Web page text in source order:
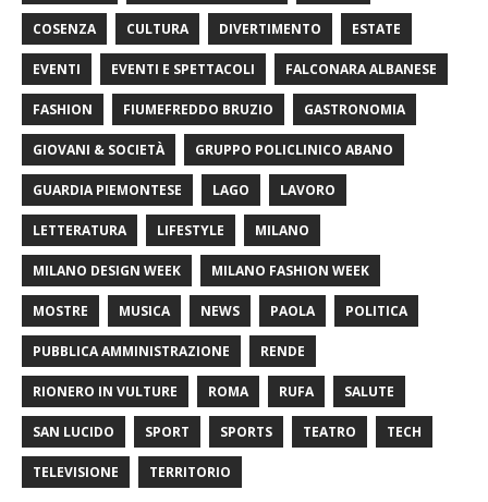
COSENZA CULTURA DIVERTIMENTO ESTATE
EVENTI EVENTI E SPETTACOLI FALCONARA ALBANESE
FASHION FIUMEFREDDO BRUZIO GASTRONOMIA
GIOVANI & SOCIETÀ GRUPPO POLICLINICO ABANO
GUARDIA PIEMONTESE LAGO LAVORO
LETTERATURA LIFESTYLE MILANO
MILANO DESIGN WEEK MILANO FASHION WEEK
MOSTRE MUSICA NEWS PAOLA POLITICA
PUBBLICA AMMINISTRAZIONE RENDE
RIONERO IN VULTURE ROMA RUFA SALUTE
SAN LUCIDO SPORT SPORTS TEATRO TECH
TELEVISIONE TERRITORIO